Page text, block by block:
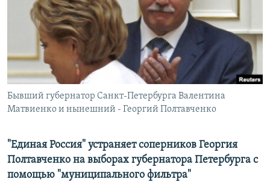
РАСПИСАНИЕ ВЕЩАНИЯ
ПОДПИШИТЕСЬ НА РАССЫЛКУ
СОЦИАЛЬНЫЕ СЕТИ
Все сайты РСЕ/РС
Бывший губернатор Санкт-Петербурга Валентина
Матвиенко и нынешний - Георгий Полтавченко
"Единая Россия" устраняет соперников Георгия
Полтавченко на выборах губернатора Петербурга с
помощью "муниципального фильтра"